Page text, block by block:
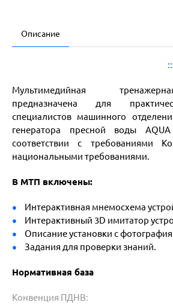
Описание
Мультимедийная
предназначена для
специалистов машинного
генератора пресной воды
соответствии с требованиями
национальными требованиями.
В МТП включены:
Интерактивная мнемосхема
Интерактивный 3D имитатор
Описание установки с
Задания для проверки знаний.
Нормативная база
Конвенция ПДНВ: